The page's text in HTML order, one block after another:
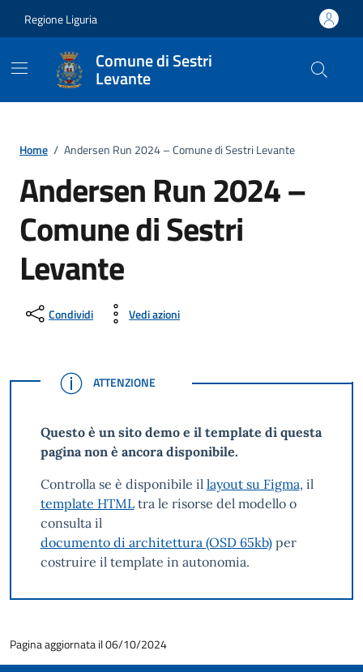
Regione Liguria
Comune di Sestri
Levante
Home / Andersen Run 2024 – Comune di Sestri Levante
Andersen Run 2024 –
Comune di Sestri
Levante
Condividi Vedi azioni
ATTENZIONE
ATTENZIONE
Questo è un sito demo e il template di questa
pagina non è ancora disponibile.
Controlla se è disponibile il layout su Figma, il
template HTMLtra le risorse del modello o
consulta il
documento di architettura (OSD 65kb)per
costruire il template in autonomia.
Pagina aggiornata il 06/10/2024